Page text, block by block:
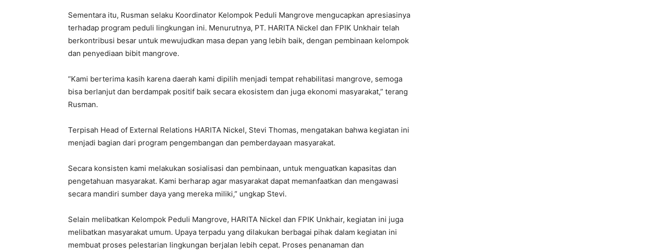
Sementara itu, Rusman selaku Koordinator Kelompok Peduli Mangrove mengucapkan apresiasinya
terhadap program peduli lingkungan ini. Menurutnya, PT. HARITA Nickel dan FPIK Unkhair telah
berkontribusi besar untuk mewujudkan masa depan yang lebih baik, dengan pembinaan kelompok
dan penyediaan bibit mangrove.
“Kami berterima kasih karena daerah kami dipilih menjadi tempat rehabilitasi mangrove, semoga
bisa berlanjut dan berdampak positif baik secara ekosistem dan juga ekonomi masyarakat,” terang
Rusman.
Terpisah Head of External Relations HARITA Nickel, Stevi Thomas, mengatakan bahwa kegiatan ini
menjadi bagian dari program pengembangan dan pemberdayaan masyarakat.
Secara konsisten kami melakukan sosialisasi dan pembinaan, untuk menguatkan kapasitas dan
pengetahuan masyarakat. Kami berharap agar masyarakat dapat memanfaatkan dan mengawasi
secara mandiri sumber daya yang mereka miliki,” ungkap Stevi.
Selain melibatkan Kelompok Peduli Mangrove, HARITA Nickel dan FPIK Unkhair, kegiatan ini juga
melibatkan masyarakat umum. Upaya terpadu yang dilakukan berbagai pihak dalam kegiatan ini
membuat proses pelestarian lingkungan berjalan lebih cepat. Proses penanaman dan